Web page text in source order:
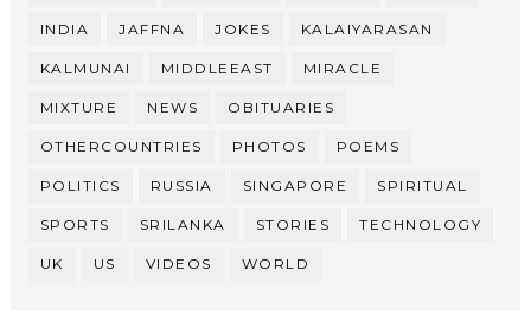
INDIA JAFFNA JOKES KALAIYARASAN
KALMUNAI MIDDLEEAST MIRACLE
MIXTURE NEWS OBITUARIES
OTHERCOUNTRIES PHOTOS POEMS
POLITICS RUSSIA SINGAPORE SPIRITUAL
SPORTS SRILANKA STORIES TECHNOLOGY
UK US VIDEOS WORLD